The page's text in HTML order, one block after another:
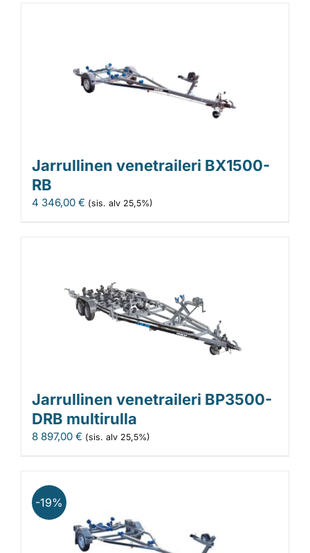
Jarrullinen venetraileri BX1500-
RB
4 346,00 € (sis. alv 25,5%)
Jarrullinen venetraileri BP3500-
DRB multirulla
8 897,00 € (sis. alv 25,5%)
-19%